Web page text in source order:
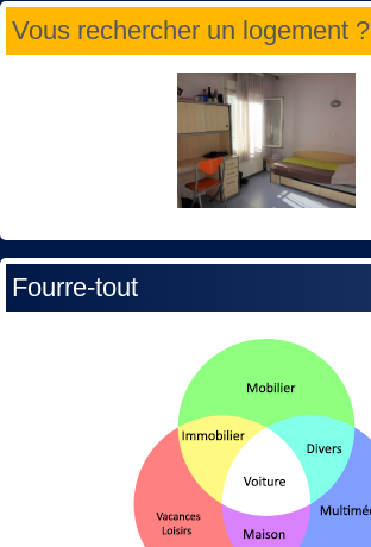
Vous rechercher un logement ?
Fourre-tout